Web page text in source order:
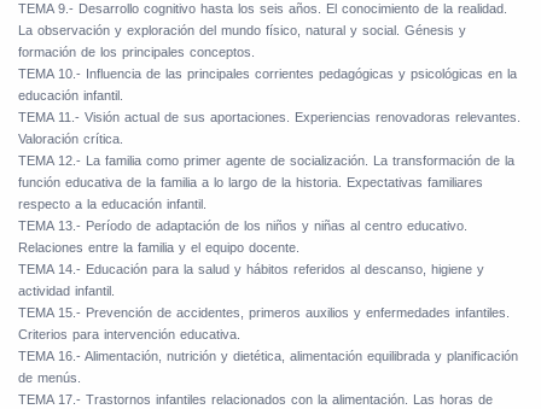
TEMA 9.- Desarrollo cognitivo hasta los seis años. El conocimiento de la realidad.
La observación y exploración del mundo físico, natural y social. Génesis y
formación de los principales conceptos.
TEMA 10.- Influencia de las principales corrientes pedagógicas y psicológicas en la
educación infantil.
TEMA 11.- Visión actual de sus aportaciones. Experiencias renovadoras relevantes.
Valoración crítica.
TEMA 12.- La familia como primer agente de socialización. La transformación de la
función educativa de la familia a lo largo de la historia. Expectativas familiares
respecto a la educación infantil.
TEMA 13.- Período de adaptación de los niños y niñas al centro educativo.
Relaciones entre la familia y el equipo docente.
TEMA 14.- Educación para la salud y hábitos referidos al descanso, higiene y
actividad infantil.
TEMA 15.- Prevención de accidentes, primeros auxilios y enfermedades infantiles.
Criterios para intervención educativa.
TEMA 16.- Alimentación, nutrición y dietética, alimentación equilibrada y planificación
de menús.
TEMA 17.- Trastornos infantiles relacionados con la alimentación. Las horas de